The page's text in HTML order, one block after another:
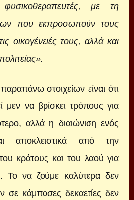
με τη
που εκπροσωπούν τους
οικογένειές τους, αλλά και
στοιχείων είναι ότι
μεν να βρίσκει τρόπους για
αλλά η διαιώνιση ενός
αποκλειστικά από την
κράτους και του λαού για
Το να ζούμε καλύτερα δεν
σε κάμποσες δεκαετίες δεν